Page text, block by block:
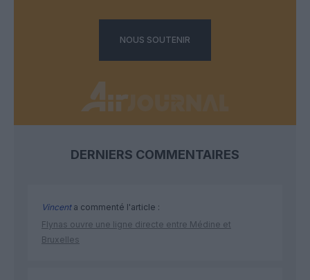
NOUS SOUTENIR
DERNIERS COMMENTAIRES
Vincenta commenté l'article :
Flynas ouvre une ligne directe entre Médine et
Bruxelles